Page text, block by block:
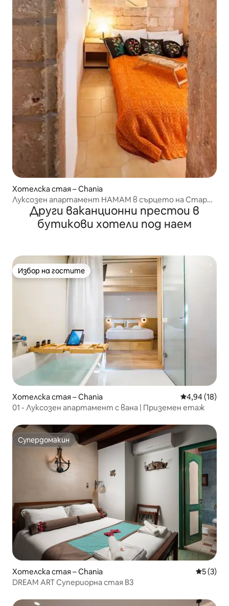
Хотелска стая – Chania
Луксозен апартамент HAMAM в сърцето на Стария
Други ваканционни престои в
бутикови хотели под наем
Избор на гостите
Избор на гостите
Хотелска стая – Chania Средна
4,94 (18)
01 - Луксозен апартамент с вана | Приземен етаж
Супердомакин
Супердомакин
Хотелска стая – Chania Средна
5 (3)
DREAM ART Супериорна стая B3